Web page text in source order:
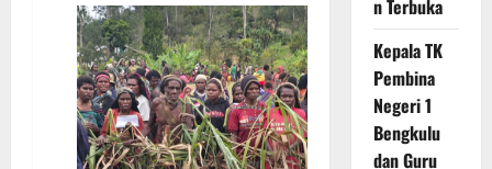
n Terbuka
Kepala TK
Pembina
Negeri 1
Bengkulu
dan Guru